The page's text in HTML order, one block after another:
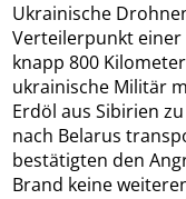
Ukrainische
Verteilerpunkt einer
knapp 800
ukrainische Militär
Erdöl aus Sibirien
nach Belarus
bestätigten den
Brand keine